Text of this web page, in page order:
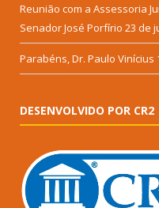
Reunião com a Assessoria
Senador José Porfírio 23 de
Parabéns, Dr. Paulo Vinícius
DESENVOLVIDO POR CR2